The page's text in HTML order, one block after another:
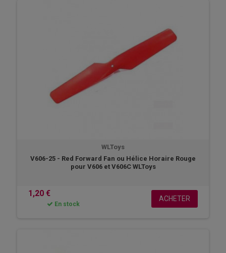
WLToys
V606-25 - Red Forward Fan ou Hélice Horaire Rouge
pour V606 et V606C WLToys
1,20 €
En stock
ACHETER